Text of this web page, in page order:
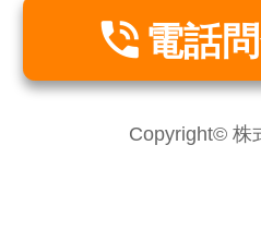
 電話
Copyright© 株